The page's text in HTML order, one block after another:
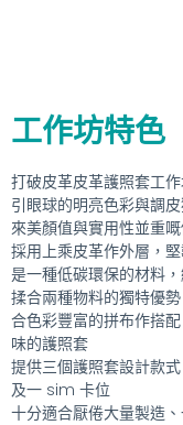
工作坊特色
打破皮革皮革護照套工
引眼球的明亮色彩與調
來美顏值與實用性並重
採用上乘皮革作外層，
是一種低碳環保的材料
揉合兩種物料的獨特優
合色彩豐富的拼布作搭
味的護照套
提供三個護照套設計款
及一 sim 卡位
十分適合厭倦大量製造